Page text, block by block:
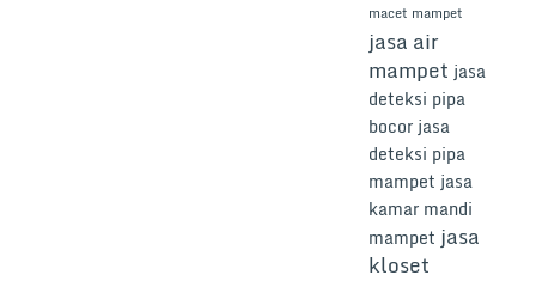
macet mampet
jasa air
mampet jasa
deteksi pipa
bocor jasa
deteksi pipa
mampet jasa
kamar mandi
mampet jasa
kloset